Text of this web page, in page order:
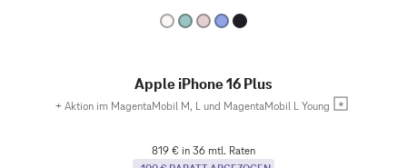
Apple iPhone 16 Plus
+ Aktion im MagentaMobil M, L und MagentaMobil L Young
819 € in 36 mtl. Raten